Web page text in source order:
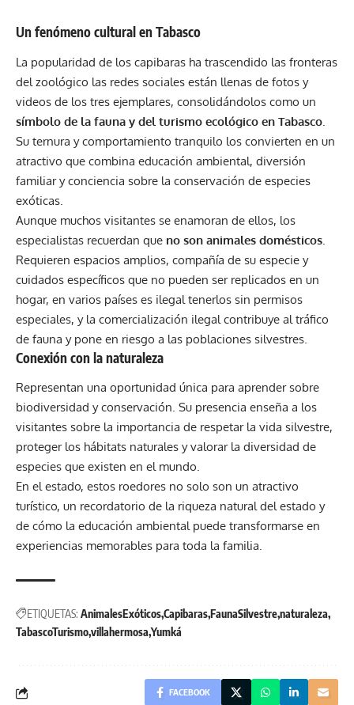
Un fenómeno cultural en Tabasco
La popularidad de los capibaras ha trascendido las fronteras
del zoológico las redes sociales están llenas de fotos y
videos de los tres ejemplares, consolidándolos como un
símbolo de la fauna y del turismo ecológico en Tabasco
Su ternura y comportamiento tranquilo los convierten en un
atractivo que combina educación ambiental, diversión
familiar y conciencia sobre la conservación de especies
exóticas.
Aunque muchos visitantes se enamoran de ellos, los
especialistas recuerdan que no son animales domésticos
Requieren espacios amplios, compañía de su especie y
cuidados específicos que no pueden ser replicados en un
hogar, en varios países es ilegal tenerlos sin permisos
especiales, y la comercialización ilegal contribuye al tráfico
de fauna y pone en riesgo a las poblaciones silvestres.
Conexión con la naturaleza
Representan una oportunidad única para aprender sobre
biodiversidad y conservación. Su presencia enseña a los
visitantes sobre la importancia de respetar la vida silvestre,
proteger los hábitats naturales y valorar la diversidad de
especies que existen en el mundo.
En el estado, estos roedores no solo son un atractivo
turístico, un recordatorio de la riqueza natural del estado y
de cómo la educación ambiental puede transformarse en
experiencias memorables para toda la familia.
ETIQUETAS: AnimalesExóticosCapibarasFaunaSilvestrenaturaleza
TabascoTurismovillahermosa Yumká
FACEBOOK